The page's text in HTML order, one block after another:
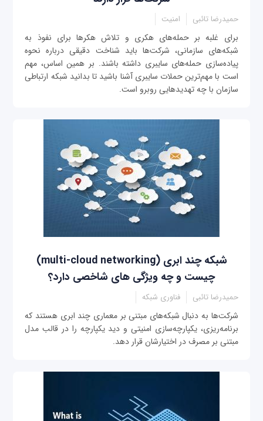
حمیدرضا تائبی امنیت
برای غلبه بر حمله‌های هکری و تلاش هکرها برای نفوذ به
شبکه‌های سازمانی، شرکت‌ها باید شناخت دقیقی درباره نحوه
پیاده‌سازی حمله‌های سایبری داشته باشند. بر همین اساس، مهم
است با مهم‌ترین حملات سایبری آشنا باشید تا بدانید شبکه ارتباطی
سازمان با چه تهدیدهایی روبرو است.
شبکه چند ابری (multi-cloud networking)
چیست و چه ویژگی ‌های شاخصی دارد؟
حمیدرضا تائبی فناوری شبکه
شرکت‌ها به دنبال شبکه‌های مبتنی بر معماری چند ابری هستند که
برنامه‌ریزی، یکپارچه‌سازی امنیتی و دید یکپارچه را در قالب مدل
مبتنی بر مصرف در اختیارشان قرار دهد.